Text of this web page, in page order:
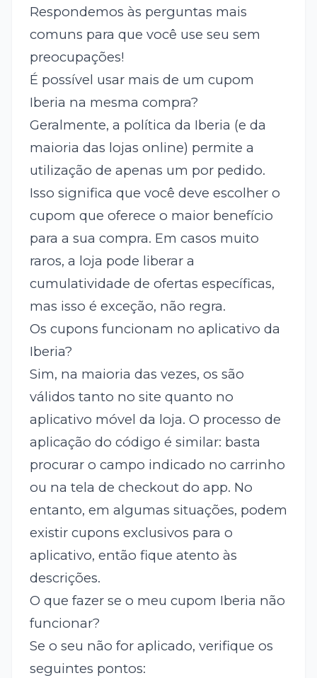
Respondemos às perguntas mais
comuns para que você use seu sem
preocupações!
É possível usar mais de um cupom
Iberia na mesma compra?
Geralmente, a política da Iberia (e da
maioria das lojas online) permite a
utilização de apenas um por pedido.
Isso significa que você deve escolher o
cupom que oferece o maior benefício
para a sua compra. Em casos muito
raros, a loja pode liberar a
cumulatividade de ofertas específicas,
mas isso é exceção, não regra.
Os cupons funcionam no aplicativo da
Iberia?
Sim, na maioria das vezes, os são
válidos tanto no site quanto no
aplicativo móvel da loja. O processo de
aplicação do código é similar: basta
procurar o campo indicado no carrinho
ou na tela de checkout do app. No
entanto, em algumas situações, podem
existir cupons exclusivos para o
aplicativo, então fique atento às
descrições.
O que fazer se o meu cupom Iberia não
funcionar?
Se o seu não for aplicado, verifique os
seguintes pontos: